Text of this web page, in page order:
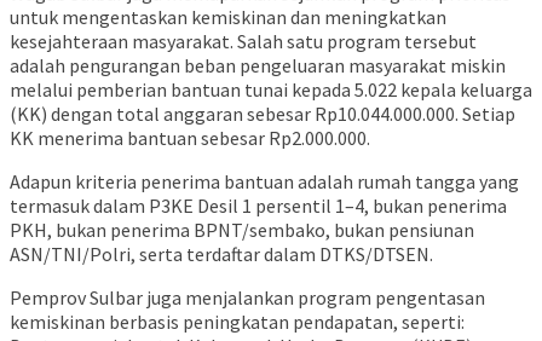
untuk mengentaskan kemiskinan dan meningkatkan
kesejahteraan masyarakat. Salah satu program tersebut
adalah pengurangan beban pengeluaran masyarakat miskin
melalui pemberian bantuan tunai kepada 5.022 kepala keluarga
(KK) dengan total anggaran sebesar Rp10.044.000.000. Setiap
KK menerima bantuan sebesar Rp2.000.000.
Adapun kriteria penerima bantuan adalah rumah tangga yang
termasuk dalam P3KE Desil 1 persentil 1–4, bukan penerima
PKH, bukan penerima BPNT/sembako, bukan pensiunan
ASN/TNI/Polri, serta terdaftar dalam DTKS/DTSEN.
Pemprov Sulbar juga menjalankan program pengentasan
kemiskinan berbasis peningkatan pendapatan, seperti: